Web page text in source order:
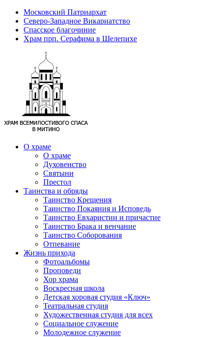
Московский Патриархат
Северо-Западное Викариатство
Спасское благочиние
Храм прп. Серафима в Шелепихе
О храме
О храме
Духовенство
Святыни
Престол
Таинства и обряды
Таинство Крещения
Таинство Покаяния и Исповедь
Таинство Евхаристии и причастие
Таинство Брака и венчание
Таинство Соборования
Отпевание
Жизнь прихода
Фотоальбомы
Проповеди
Хор храма
Воскресная школа
Детская хоровая студия «Ключ»
Театральная студия
Х​удожественная студия для всех
Социальное служение
Молодежное служение